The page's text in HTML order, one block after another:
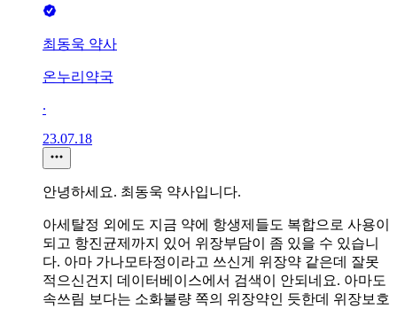
최동욱 약사
온누리약국
∙
23.07.18
안녕하세요. 최동욱 약사입니다.
아세탈정 외에도 지금 약에 항생제들도 복합으로 사용이
되고 항진균제까지 있어 위장부담이 좀 있을 수 있습니
다. 아마 가나모타정이라고 쓰신게 위장약 같은데 잘못
적으신건지 데이터베이스에서 검색이 안되네요. 아마도
속쓰림 보다는 소화불량 쪽의 위장약인 듯한데 위장보호